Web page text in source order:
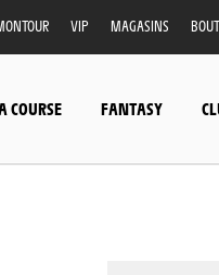
VIP MAGASINS
COURSE FANTASY